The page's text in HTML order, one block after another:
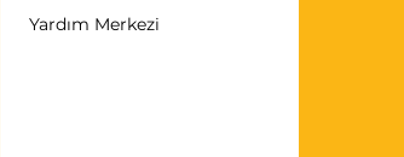
Yardım Merkezi